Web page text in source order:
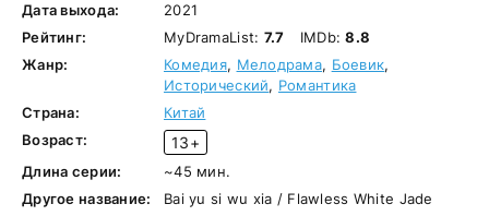
Дата выхода:
2021
Рейтинг:
MyDramaList: 7.7 IMDb:8.8
Жанр:
Комедия, Мелодрама, Боевик,
Исторический, Романтика
Страна:
Китай
Возраст:
13+
Длина серии:
~45 мин.
Другое название:
Bai yu si wu xia / Flawless White Jade